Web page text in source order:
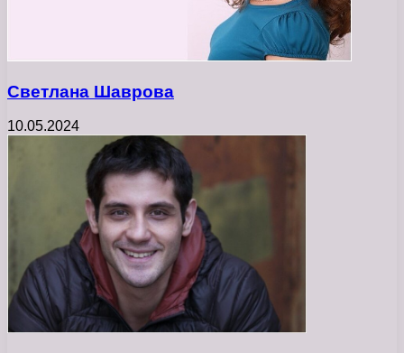
Светлана Шаврова
10.05.2024